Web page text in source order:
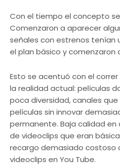
Con el tiempo el concepto
Comenzaron a aparecer
señales con estrenos tenían
el plan básico y comenzaron
Esto se acentuó con el
la realidad actual: películas
poca diversidad, canales
películas sin innovar
permanente. Baja calidad en
de videoclips que eran
recargo demasiado costoso
videoclips en You Tube.